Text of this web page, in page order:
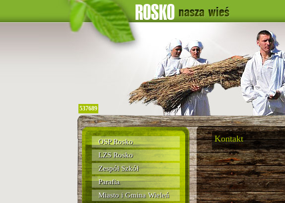
537689
OSP Rosko
LZS Rosko
Zespół Szkół
Parafia
Miasto i Gmina Wieleń
Kontakt